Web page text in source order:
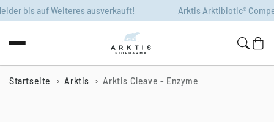
Zum Inhalt
springen
bis auf Weiteres ausverkauft! Arktis Arktibiotic®
Startseite Arktis Arktis Cleave - Enzyme